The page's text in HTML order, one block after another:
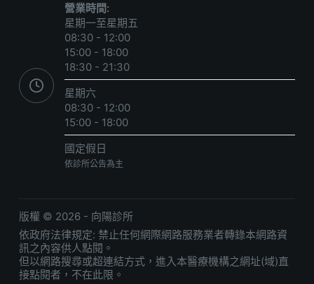
營業時間:
星期一至星期五
08:30 - 12:00
15:00 - 18:00
18:30 - 21:30
星期六
08:30 - 12:00
15:00 - 18:00
國定假日
依診所公告為主
版權 © 2026 - 向陽診所
依政府法律規定: 禁止任何網際網路服務業者轉錄本網路資
訊之內容供人點閱。
但以網路搜尋或超連結方式，進入本醫療機構之網址(域)直
接點閱者，不在此限。